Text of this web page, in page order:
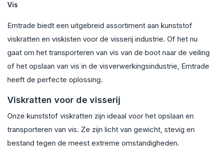
Vis
Emtrade biedt een uitgebreid assortiment aan kunststof
viskratten en viskisten voor de visserij industrie. Of het nu
gaat om het transporteren van vis van de boot naar de veiling
of het opslaan van vis in de visverwerkingsindustrie, Emtrade
heeft de perfecte oplossing.
Viskratten voor de visserij
Onze kunststof viskratten zijn ideaal voor het opslaan en
transporteren van vis. Ze zijn licht van gewicht, stevig en
bestand tegen de meest extreme omstandigheden.